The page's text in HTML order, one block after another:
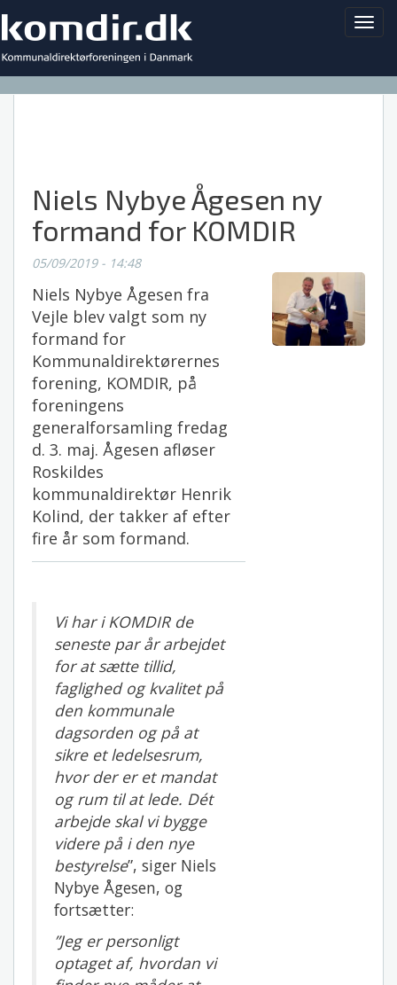
Niels Nybye Ågesen ny
formand for KOMDIR
05/09/2019 - 14:48
Niels Nybye Ågesen fra
Vejle blev valgt som ny
formand for
Kommunaldirektørernes
forening, KOMDIR, på
foreningens
generalforsamling fredag
d. 3. maj. Ågesen afløser
Roskildes
kommunaldirektør Henrik
Kolind, der takker af efter
fire år som formand.
Vi har i KOMDIR de
seneste par år arbejdet
for at sætte tillid,
faglighed og kvalitet på
den kommunale
dagsorden og på at
sikre et ledelsesrum,
hvor der er et mandat
og rum til at lede. Dét
arbejde skal vi bygge
videre på i den nye
bestyrelse”, siger Niels
Nybye Ågesen, og
fortsætter:
”Jeg er personligt
optaget af, hvordan vi